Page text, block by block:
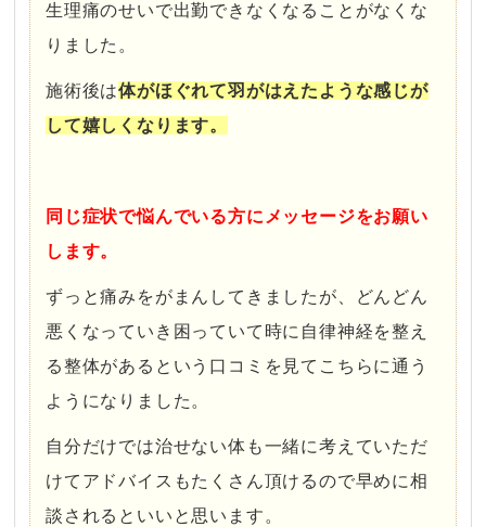
生理痛のせいで出勤できなくなることがなくな
りました。
施術後は体がほぐれて羽がはえたような感じが
して嬉しくなります。
同じ症状で悩んでいる方にメッセージをお願い
します。
ずっと痛みをがまんしてきましたが、どんどん
悪くなっていき困っていて時に自律神経を整え
る整体があるという口コミを見てこちらに通う
ようになりました。
自分だけでは治せない体も一緒に考えていただ
けてアドバイスもたくさん頂けるので早めに相
談されるといいと思います。